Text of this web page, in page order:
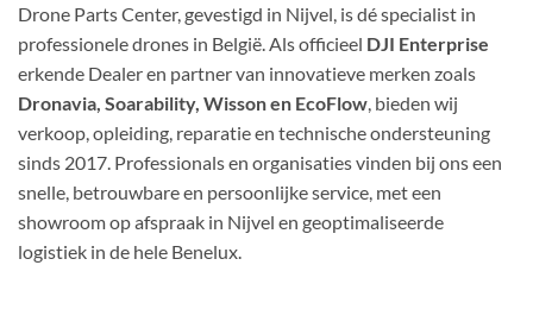
Drone Parts Center, gevestigd in Nijvel, is dé specialist in
professionele drones in België. Als officieel DJI Enterprise
erkende Dealer en partner van innovatieve merken zoals
Dronavia, Soarability, Wisson en EcoFlow , bieden wij
verkoop, opleiding, reparatie en technische ondersteuning
sinds 2017. Professionals en organisaties vinden bij ons een
snelle, betrouwbare en persoonlijke service, met een
showroom op afspraak in Nijvel en geoptimaliseerde
logistiek in de hele Benelux.